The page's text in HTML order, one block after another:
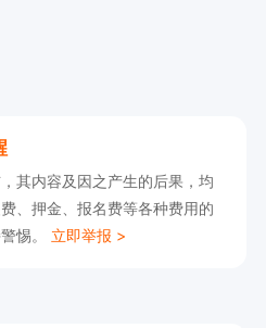
其内容及因之产生的后果，均
、押金、报名费等各种费用的
惕。 立即举报 >